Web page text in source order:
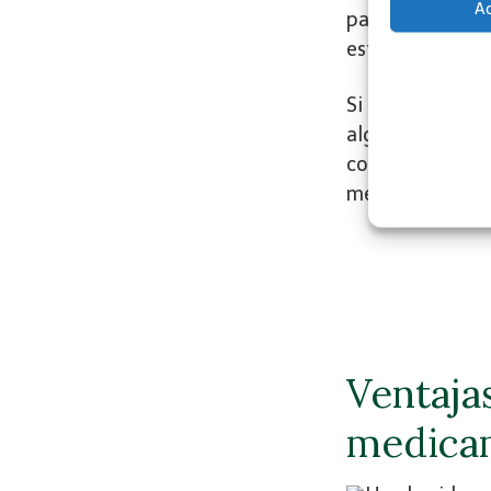
para poder
estado.
Si bien es
algo menos de
complementos
medicamentos